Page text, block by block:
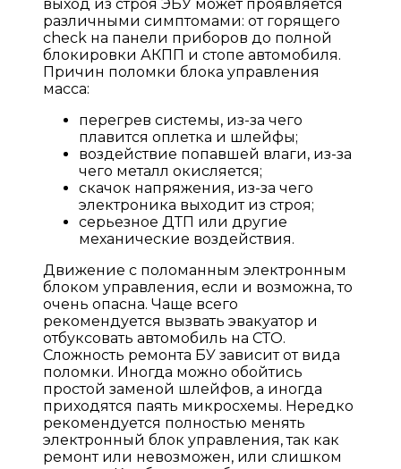
выход из строя ЭБУ может проявляется
различными симптомами: от горящего
check на панели приборов до полной
блокировки АКПП и стопе автомобиля.
Причин поломки блока управления
масса:
перегрев системы, из-за чего
плавится оплетка и шлейфы;
воздействие попавшей влаги, из-за
чего металл окисляется;
скачок напряжения, из-за чего
электроника выходит из строя;
серьезное ДТП или другие
механические воздействия.
Движение с поломанным электронным
блоком управления, если и возможна, то
очень опасна. Чаще всего
рекомендуется вызвать эвакуатор и
отбуксовать автомобиль на СТО.
Сложность ремонта БУ зависит от вида
поломки. Иногда можно обойтись
простой заменой шлейфов, а иногда
приходятся паять микросхемы. Нередко
рекомендуется полностью менять
электронный блок управления, так как
ремонт или невозможен, или слишком